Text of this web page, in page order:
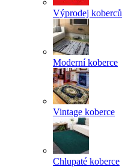
Výprodej koberců
Moderní koberce
Vintage koberce
Chlupaté koberce